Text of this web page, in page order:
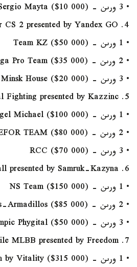
• 3 ورىن - Sergio Mayta ($10 000)
4. Phygital Shooter CS 2 presented by Yandex GO
• 1 ورىن - Team KZ ($50 000)
• 2 ورىن - Liga Pro Team ($35 000)
• 3 ورىن - Minsk House ($20 000)
5. Phygital Fighting presented by Kazzinc
• 1 ورىن - Archangel Michael ($100 000)
• 2 ورىن - NEFOR TEAM ($80 000)
• 3 ورىن - RCC ($70 000)
6. Phygital Football presented by Samruk-Kazyna
• 1 ورىن - NS Team ($150 000)
• 2 ورىن - Quetzales-Armadillos ($85 000)
• 3 ورىن - FC Olympic Phygital ($50 000)
7. MOBA Mobile MLBB presented by Freedom
• 1 ورىن - Bigetron by Vitality ($315 000)